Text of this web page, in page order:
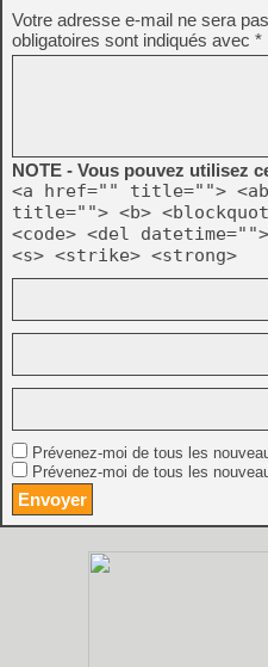
Votre adresse e-mail ne sera
obligatoires sont indiqués avec *
NOTE - Vous pouvez utilisez
<a href="" title="">
title=""> <b>
<code> <del
<s> <strike> <strong>
Prévenez-moi de tous les
Prévenez-moi de tous les